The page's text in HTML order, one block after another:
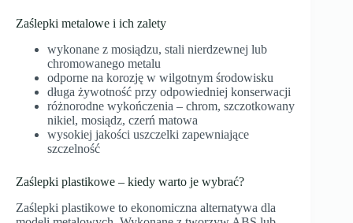
Zaślepki metalowe i ich zalety
wykonane z mosiądzu, stali nierdzewnej lub
chromowanego metalu
odporne na korozję w wilgotnym środowisku
długa żywotność przy odpowiedniej konserwacji
różnorodne wykończenia – chrom, szczotkowany
nikiel, mosiądz, czerń matowa
wysokiej jakości uszczelki zapewniające
szczelność
Zaślepki plastikowe – kiedy warto je wybrać?
Zaślepki plastikowe to ekonomiczna alternatywa dla